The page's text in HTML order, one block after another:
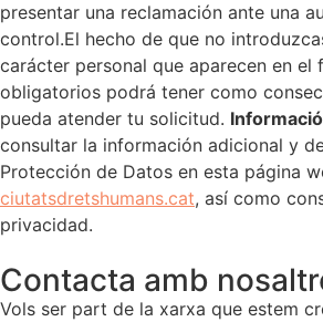
presentar una reclamación ante una
control.El hecho de que no
carácter personal que aparecen en el
obligatorios podrá tener como
pueda atender tu solicitud.
consultar la información adicional y
Protección de Datos en esta página
ciutatsdretshumans.cat, así como
privacidad.
Contacta amb
Vols ser part de la xarxa que estem